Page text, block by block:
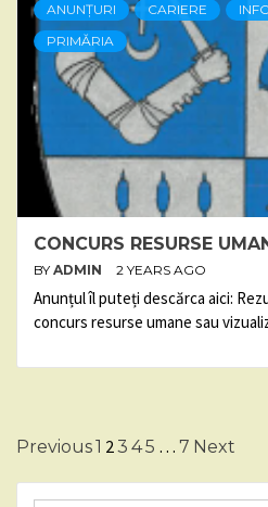
ANUNȚURI CARIERE
PRIMĂRIA
CONCURS RESURSE
BY ADMIN 2 YEARS AGO
Anunțul îl puteți descărca aici:
concurs resurse umane sau
Posts
pagination
Previous1 23 45 … 7 Next